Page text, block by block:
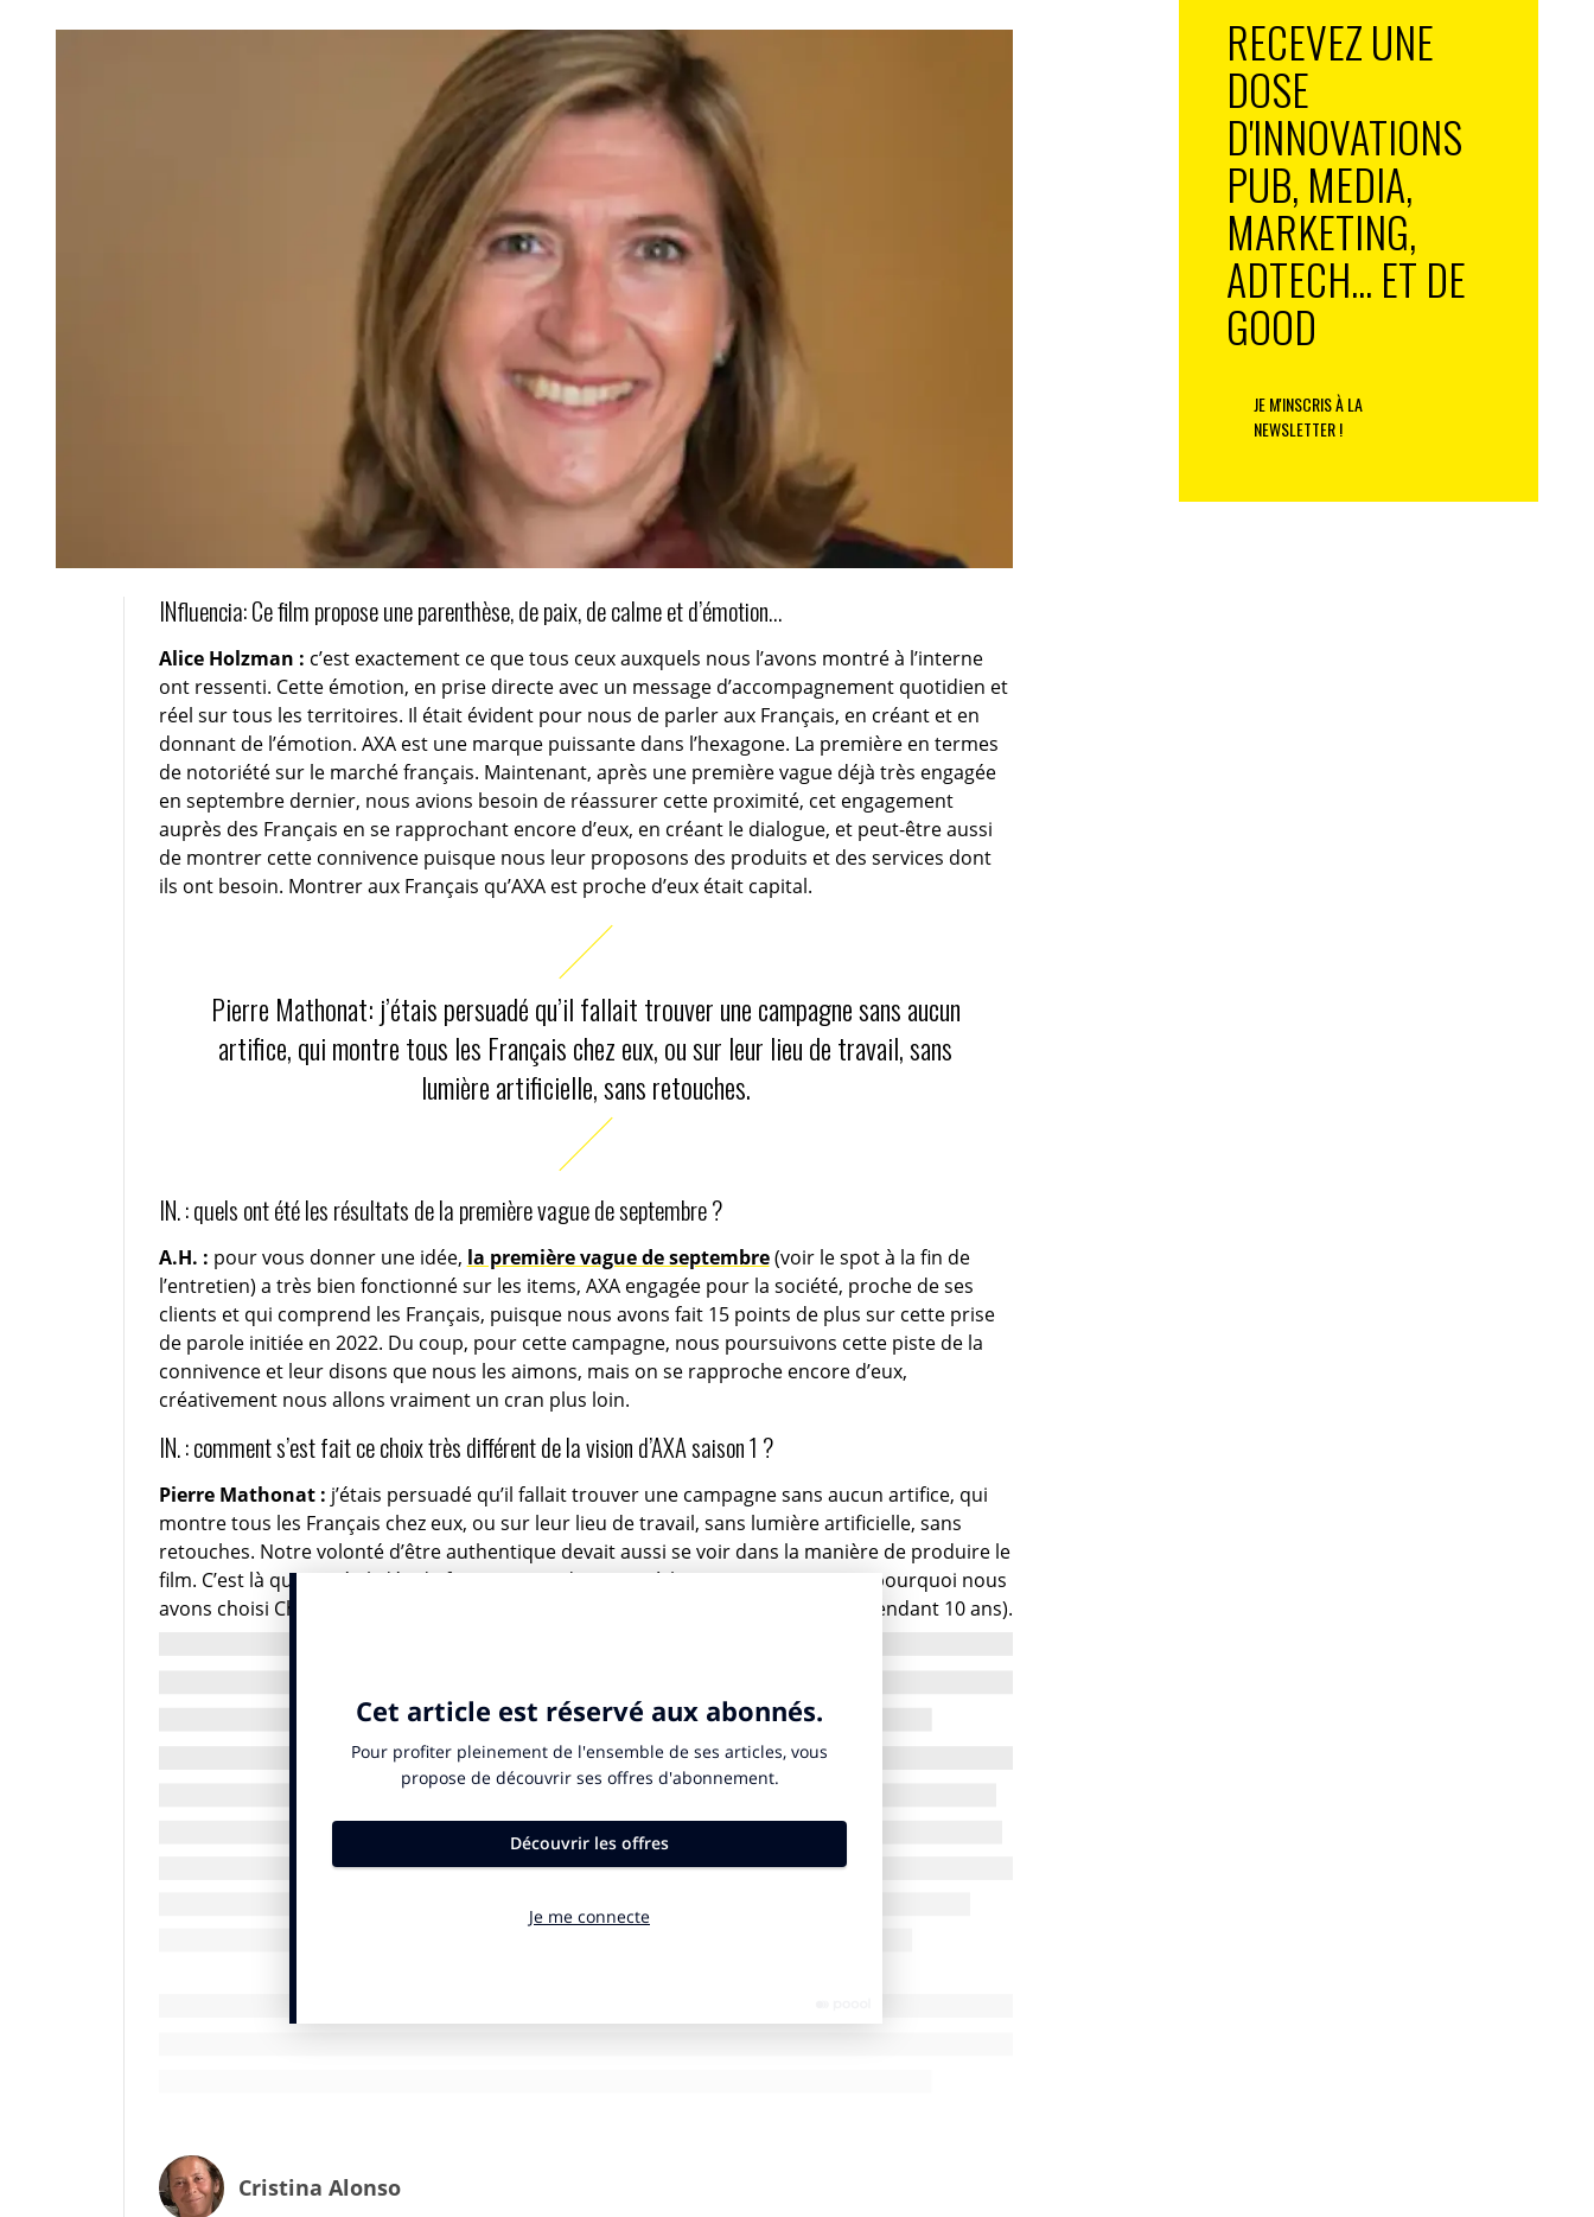
INfluencia: Ce film propose une parenthèse, de paix, de calme et d’émotion…
Alice Holzman : c’est exactement ce que tous ceux auxquels nous l’avons montré à l’interne
ont ressenti. Cette émotion, en prise directe avec un message d’accompagnement quotidien et
réel sur tous les territoires. Il était évident pour nous de parler aux Français, en créant et en
donnant de l’émotion. AXA est une marque puissante dans l’hexagone. La première en termes
de notoriété sur le marché français. Maintenant, après une première vague déjà très engagée
en septembre dernier, nous avions besoin de réassurer cette proximité, cet engagement
auprès des Français en se rapprochant encore d’eux, en créant le dialogue, et peut-être aussi
de montrer cette connivence puisque nous leur proposons des produits et des services dont
ils ont besoin. Montrer aux Français qu’AXA est proche d’eux était capital.
Pierre Mathonat: j’étais persuadé qu’il fallait trouver une campagne sans aucun
artifice, qui montre tous les Français chez eux, ou sur leur lieu de travail, sans
lumière artificielle, sans retouches.
IN. : quels ont été les résultats de la première vague de septembre ?
A.H. : pour vous donner une idée, la première vague de septembre(voir le spot à la fin de
l’entretien) a très bien fonctionné sur les items, AXA engagée pour la société, proche de ses
clients et qui comprend les Français, puisque nous avons fait 15 points de plus sur cette prise
de parole initiée en 2022. Du coup, pour cette campagne, nous poursuivons cette piste de la
connivence et leur disons que nous les aimons, mais on se rapproche encore d’eux,
créativement nous allons vraiment un cran plus loin.
IN. : comment s’est fait ce choix très différent de la vision d’AXA saison 1 ?
Pierre Mathonat : j’étais persuadé qu’il fallait trouver une campagne sans aucun artifice, qui
montre tous les Français chez eux, ou sur leur lieu de travail, sans lumière artificielle, sans
retouches. Notre volonté d’être authentique devait aussi se voir dans la manière de produire le
film. C’est là qu’est née l’idée de faire un tour de France à leur rencontre et c’est pourquoi nous
avons choisi Christopher Anderson, photo reporter de renom (chez
pendant 10 ans).
ses habitants, nous intéressait vraiment. Alice et ses équipes, elles-mêmes enthousiastes ont
IN. : comment s’est fait ce casting foufou ?
Christopher a envoyé ses fixeurs dans toute la France, qui sont allés proposer le projet à
des tas d’habitants. Ensuite, une fois le listing en main, il est allé à son tour à leur rencontre, et
Cristina Alonso
RECEVEZ UNE
DOSE
D'INNOVATIONS
PUB, MEDIA,
MARKETING,
ADTECH... ET DE
GOOD
JE M'INSCRIS À LA
NEWSLETTER !